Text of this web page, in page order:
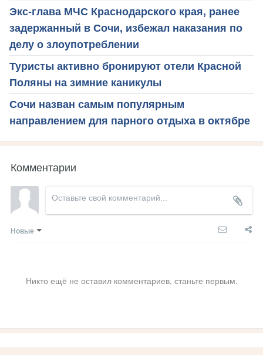
Экс-глава МЧС Краснодарского края, ранее
задержанный в Сочи, избежал наказания по
делу о злоупотреблении
Туристы активно бронируют отели Красной
Поляны на зимние каникулы
Сочи назван самым популярным
направлением для парного отдыха в октябре
Комментарии
Новые
Никто ещё не оставил комментариев, станьте первым.